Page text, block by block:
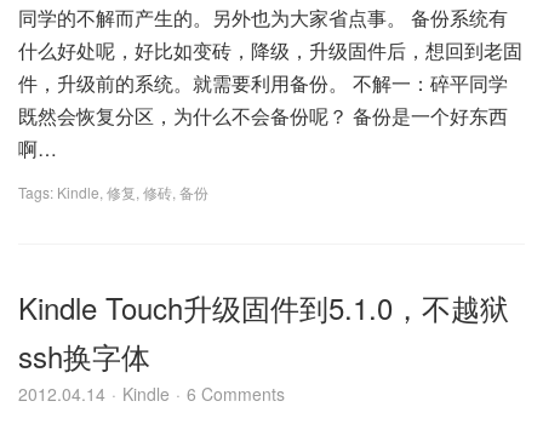
同学的不解而产生的。另外也为大家省点事。 备份系统有
什么好处呢，好比如变砖，降级，升级固件后，想回到老固
件，升级前的系统。就需要利用备份。 不解一：碎平同学
既然会恢复分区，为什么不会备份呢？ 备份是一个好东西
啊…
Tags: Kindle 修复 修砖 备份
Kindle Touch升级固件到5.1.0，不越狱
ssh换字体
2012.04.14 Kindle 6 Comments